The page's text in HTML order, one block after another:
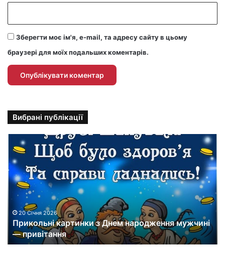
Зберегти моє ім'я, e-mail, та адресу сайту в цьому
браузері для моїх подальших коментарів.
Вибрані публікації
и
к
о
а
20 Січня 2026
Прикольні картинки з Днем народження мужчині
— привітання